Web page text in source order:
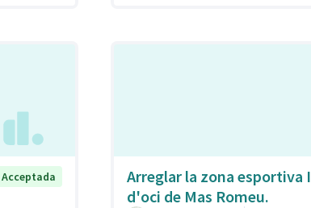
Acceptada
Arreglar la zona esportiva I
d'oci de Mas Romeu.